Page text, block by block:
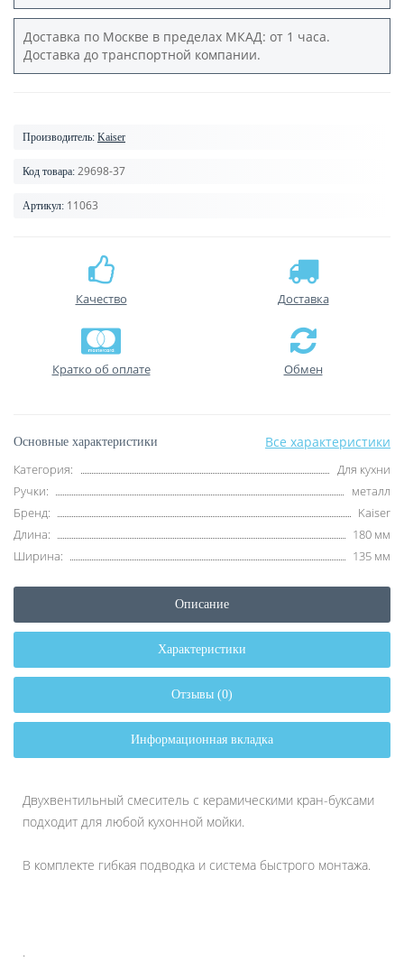
Доставка по Москве в пределах МКАД: от 1 часа.
Доставка до транспортной компании.
Производитель: Kaiser
Код товара: 29698-37
Артикул: 11063
Качество Доставка
Кратко об оплате Обмен
Основные характеристики Все характеристики
Категория:
Для кухни
Ручки:
металл
Бренд:
Kaiser
Длина:
180 мм
Ширина:
135 мм
Описание
Характеристики
Отзывы (0)
Информационная вкладка
Двухвентильный смеситель с керамическими кран-буксами
подходит для любой кухонной мойки.
В комплекте гибкая подводка и система быстрого монтажа.
.